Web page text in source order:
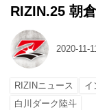
RIZIN.25 朝
2020-11-11
RIZINニュース イ
白川ダーク陸斗